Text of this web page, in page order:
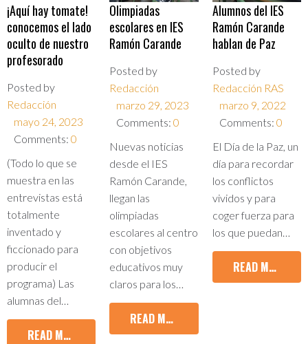
¡Aquí hay tomate!
conocemos el lado
oculto de nuestro
profesorado
Posted by
Redacción
mayo 24, 2023
Comments: 0
(Todo lo que se
muestra en las
entrevistas está
totalmente
inventado y
ficcionado para
producir el
programa) Las
alumnas del…
READ MORE
Olimpiadas
escolares en IES
Ramón Carande
Posted by
Redacción
marzo 29, 2023
Comments:0
Nuevas noticias
desde el IES
Ramón Carande,
llegan las
olimpiadas
escolares al centro
con objetivos
educativos muy
claros para los…
READ MORE
Alumnos del IES
Ramón Carande
hablan de Paz
Posted by
Redacción RAS
marzo 9, 2022
Comments: 0
El Día de la Paz, un
día para recordar
los conflictos
vividos y para
coger fuerza para
los que puedan…
READ MORE